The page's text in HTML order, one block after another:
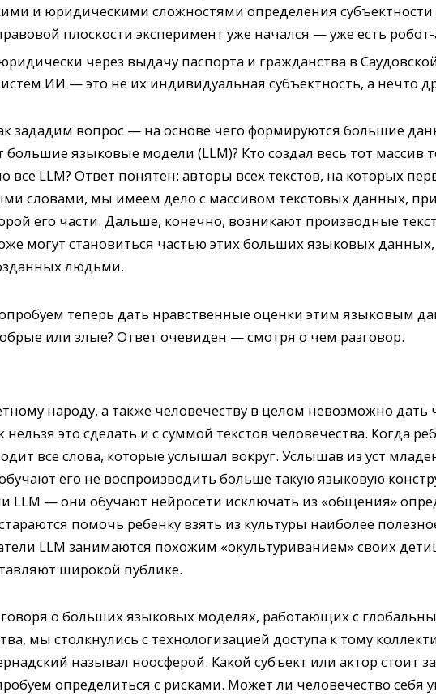
и юридическими сложностями определения субъектности
плоскости эксперимент уже начался — уже есть
через выдачу паспорта и гражданства в
ИИ — это не их индивидуальная субъектность, а нечто
зададим вопрос — на основе чего формируются большие
языковые модели (LLM)? Кто создал весь тот массив
все LLM? Ответ понятен: авторы всех текстов, на которых
словами, мы имеем дело с массивом текстовых данных,
его части. Дальше, конечно, возникают производные
могут становиться частью этих больших языковых
людьми.
теперь дать нравственные оценки этим языковым
или злые? Ответ очевиден — смотря о чем разговор.
народу, а также человечеству в целом невозможно
нельзя это сделать и с суммой текстов человечества. Когда
все слова, которые услышал вокруг. Услышав из уст
его не воспроизводить больше такую языковую
LLM — они обучают нейросети исключать из «общения»
помочь ребенку взять из культуры наиболее
LLM занимаются похожим «окультуриванием» своих
широкой публике.
о больших языковых моделях, работающих с
мы столкнулись с технологизацией доступа к тому
называл ноосферой. Какой субъект или актор стоит
определиться с рисками. Может ли человечество себя